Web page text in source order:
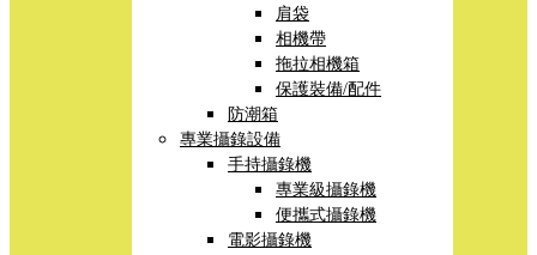
肩袋
相機帶
拖拉相機箱
保護裝備/配件
防潮箱
專業攝錄設備
手持攝錄機
專業級攝錄機
便攜式攝錄機
電影攝錄機